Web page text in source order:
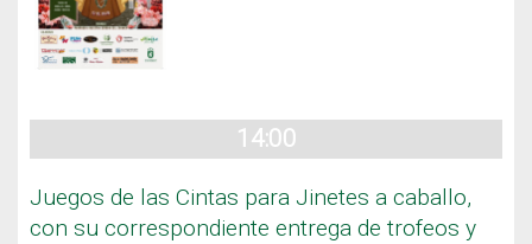
14:00
Juegos de las Cintas para Jinetes a caballo,
con su correspondiente entrega de trofeos y